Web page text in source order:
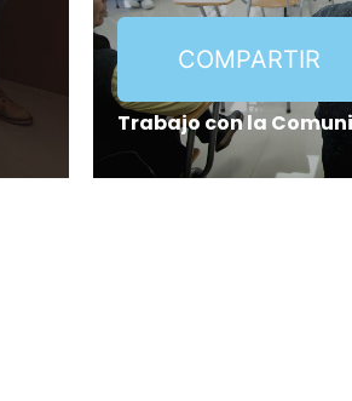
COMPARTIR
Trabajo con la